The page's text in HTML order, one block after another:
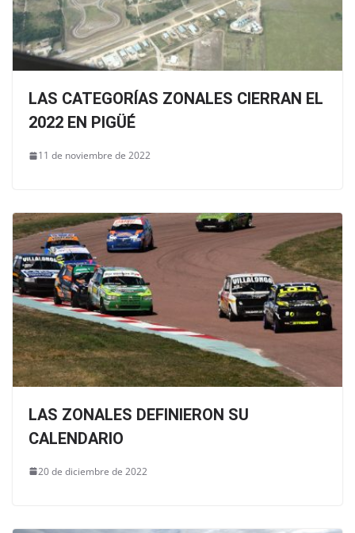
LAS CATEGORÍAS ZONALES CIERRAN EL
2022 EN PIGÜÉ
11 de noviembre de 2022
LAS ZONALES DEFINIERON SU
CALENDARIO
20 de diciembre de 2022